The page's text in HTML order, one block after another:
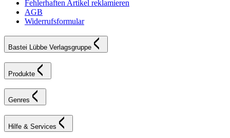
Fehlerhaften Artikel reklamieren
AGB
Widerrufsformular
Bastei Lübbe Verlagsgruppe
Produkte
Genres
Hilfe & Services